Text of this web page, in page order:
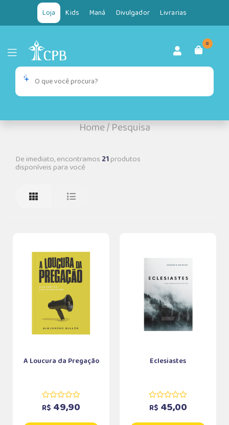
Loja Kids Maná Divulgador Livrarias
0
Home/Pesquisa
De imediato, encontramos 21produtos
disponíveis para você
A Loucura da Pregação
R$ 49,90
Eclesiastes
R$ 45,00